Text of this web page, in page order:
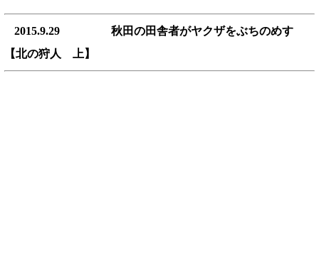
2015.9.29 秋田の田舎者がヤクザをぶちのめす
【北の狩人 上】